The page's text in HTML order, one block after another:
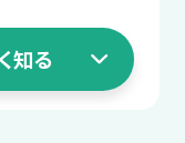
に伝える
ける
知る